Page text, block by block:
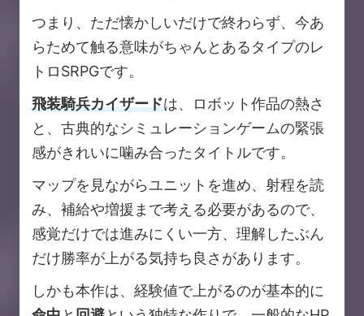
つまり、ただ懐かしいだけで終わらず、今あ
らためて触る意味がちゃんとあるタイプのレ
トロSRPGです。
飛装騎兵カイザードは、ロボット作品の熱さ
と、古典的なシミュレーションゲームの緊張
感がきれいに噛み合ったタイトルです。
マップを見ながらユニットを進め、射程を読
み、補給や増援まで考える必要があるので、
感覚だけでは進みにくい一方、理解したぶん
だけ勝率が上がる気持ち良さがあります。
しかも本作は、経験値で上がるのが基本的に